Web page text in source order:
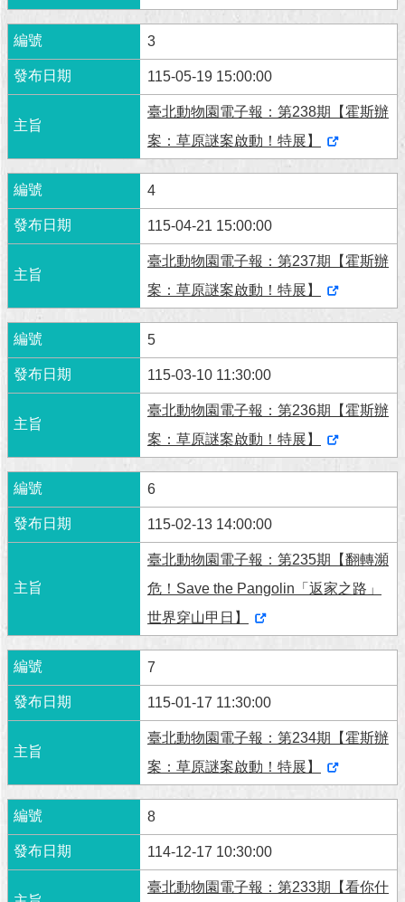
3
115-05-19 15:00:00
臺北動物園電子報：第238期【霍斯辦
案：草原謎案啟動！特展】
4
115-04-21 15:00:00
臺北動物園電子報：第237期【霍斯辦
案：草原謎案啟動！特展】
5
115-03-10 11:30:00
臺北動物園電子報：第236期【霍斯辦
案：草原謎案啟動！特展】
6
115-02-13 14:00:00
臺北動物園電子報：第235期【翻轉瀕
危！Save the Pangolin「返家之路」
世界穿山甲日】
7
115-01-17 11:30:00
臺北動物園電子報：第234期【霍斯辦
案：草原謎案啟動！特展】
8
114-12-17 10:30:00
臺北動物園電子報：第233期【看你什